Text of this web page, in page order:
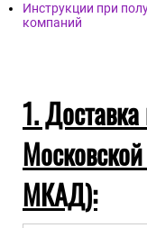
Инструкции при
компаний
1.
МКАД):